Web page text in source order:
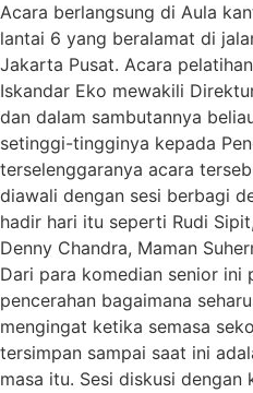
Acara berlangsung di Aula
lantai 6 yang beralamat di
Jakarta Pusat. Acara
Iskandar Eko mewakili
dan dalam sambutannya
setinggi-tingginya kepada
terselenggaranya acara
diawali dengan sesi berbagi
hadir hari itu seperti Rudi
Denny Chandra, Maman
Dari para komedian senior ini
pencerahan bagaimana
mengingat ketika semasa
tersimpan sampai saat ini
masa itu. Sesi diskusi